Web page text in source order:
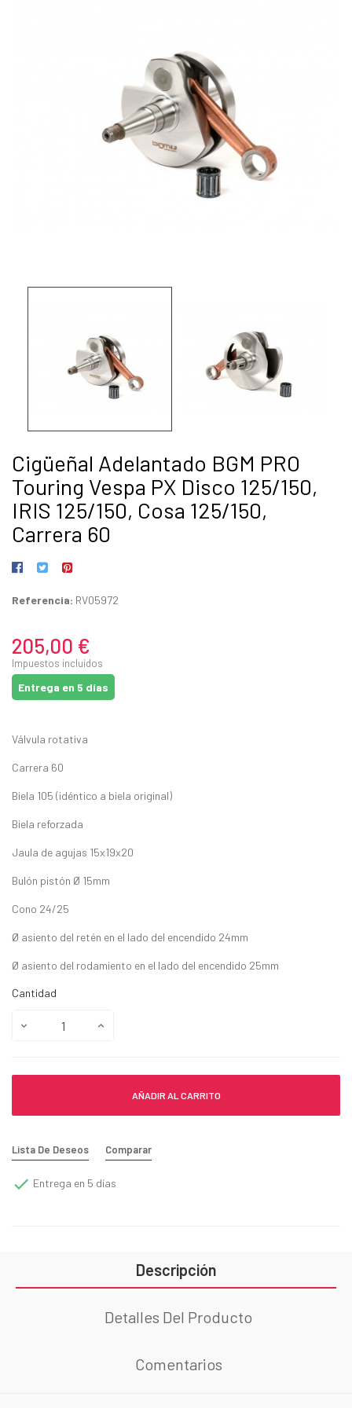
Cigüeñal Adelantado BGM PRO
Touring Vespa PX Disco 125/150,
IRIS 125/150, Cosa 125/150,
Carrera 60
Referencia: RV05972
205,00 €
Impuestos incluidos
Entrega en 5 días
Válvula rotativa
Carrera 60
Biela 105 (idéntico a biela original)
Biela reforzada
Jaula de agujas 15x19x20
Bulón pistón Ø 15mm
Cono 24/25
Ø asiento del retén en el lado del encendido 24mm
Ø asiento del rodamiento en el lado del encendido 25mm
Cantidad
AÑADIR AL CARRITO
Lista De Deseos Comparar
 Entrega en 5 días
Descripción
Detalles Del Producto
Comentarios